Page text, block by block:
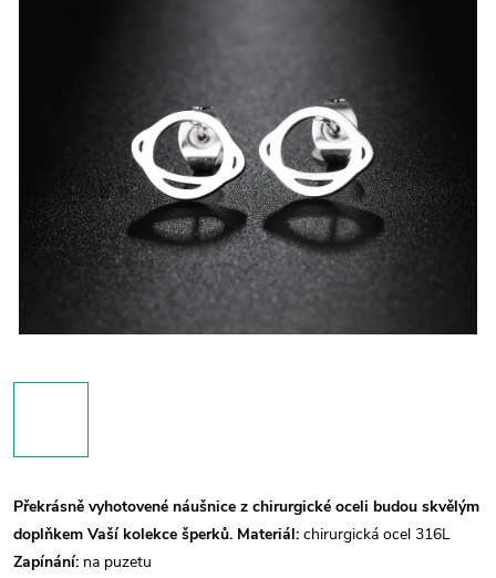
Překrásně vyhotovené náušnice z chirurgické oceli budou skvělým
doplňkem Vaší kolekce šperků. Materiál: chirurgická ocel 316L
Zapínání: na puzetu